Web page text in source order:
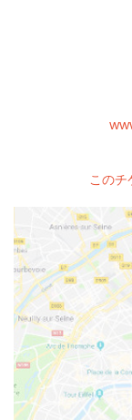
このチ